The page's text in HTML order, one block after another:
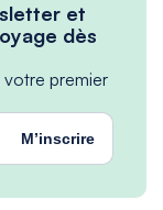
et
dès
votre premier
M’inscrire